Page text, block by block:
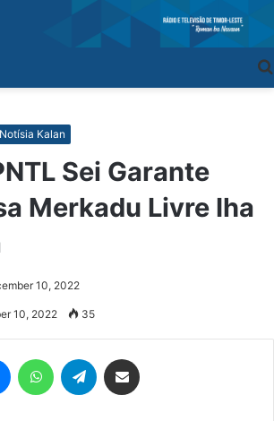
Notísia Kalan
Sei Garante
Merkadu Livre Iha
10, 2022
10, 2022 35